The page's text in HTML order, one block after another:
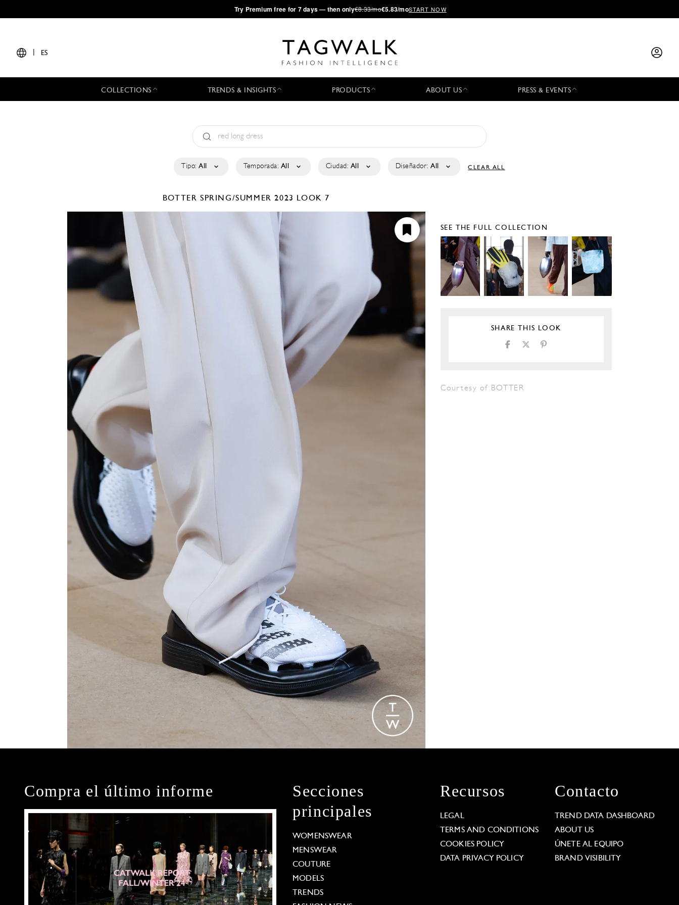
·Try Premium free for 7 days — then only€8.33/mo€5.83/moSTART NOW
ES
COLLECTIONS TRENDS & INSIGHTS PRODUCTS ABOUT US PRESS & EVENTS
Tipo: All Temporada: All Ciudad: All Diseñador: All CLEAR ALL
BOTTER SPRING/SUMMER 2023 LOOK 7
SEE THE FULL COLLECTION
SHARE THIS LOOK
Courtesy of BOTTER
Compra el último informe
Secciones
principales
WOMENSWEAR
MENSWEAR
COUTURE
MODELS
TRENDS
Recursos
LEGAL
TERMS AND CONDITIONS
COOKIES POLICY
DATA PRIVACY POLICY
Contacto
TREND DATA DASHBOARD
ABOUT US
ÚNETE AL EQUIPO
BRAND VISIBILITY